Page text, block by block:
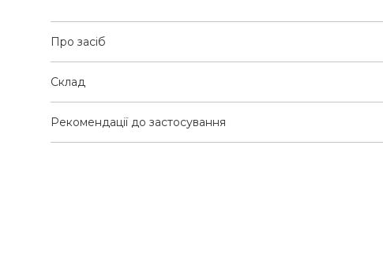
Про засіб
Склад
Рекомендації до застосування